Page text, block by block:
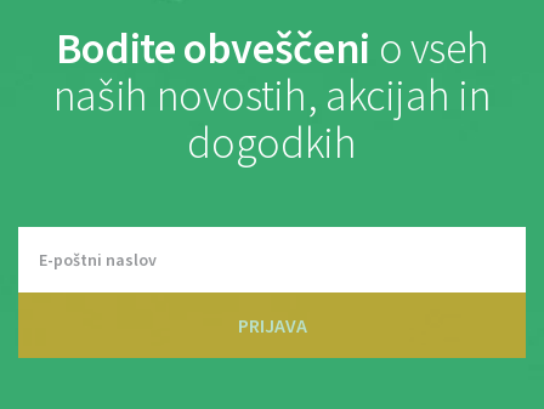
Bodite obveščeni o vseh
naših novostih, akcijah in
dogodkih
PRIJAVA